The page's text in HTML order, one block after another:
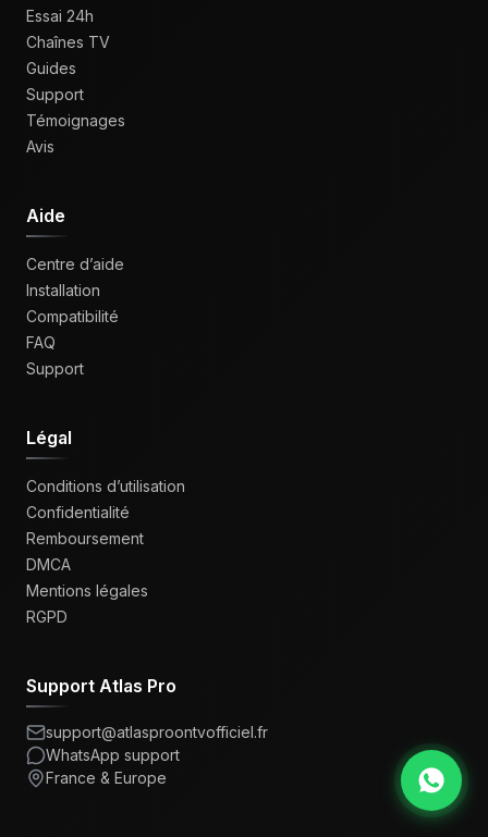
Essai 24h
Chaînes TV
Guides
Support
Témoignages
Avis
Aide
Centre d’aide
Installation
Compatibilité
FAQ
Support
Légal
Conditions d’utilisation
Confidentialité
Remboursement
DMCA
Mentions légales
RGPD
Support Atlas Pro
support@atlasproontvofficiel.fr
WhatsApp support
France & Europe